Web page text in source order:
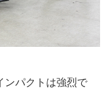
ンパクトは強烈で